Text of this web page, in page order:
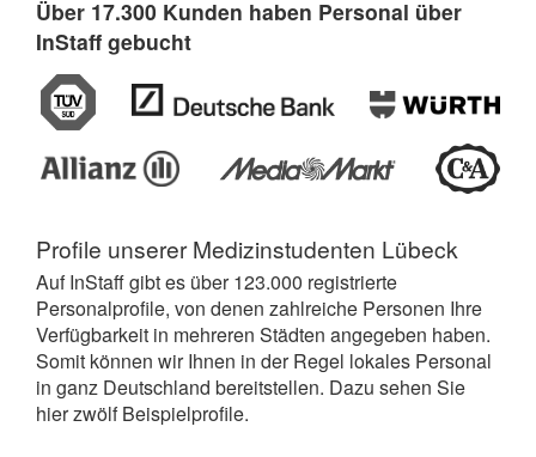
Über 17.300 Kunden haben Personal über
InStaff gebucht
Profile unsererMedizinstudenten Lübeck
Auf InStaff gibt es über 123.000 registrierte
Personalprofile, von denen zahlreiche Personen Ihre
Verfügbarkeit in mehreren Städten angegeben haben.
Somit können wir Ihnen in der Regel lokales Personal
in ganz Deutschland bereitstellen. Dazu sehen Sie
hier zwölf Beispielprofile.